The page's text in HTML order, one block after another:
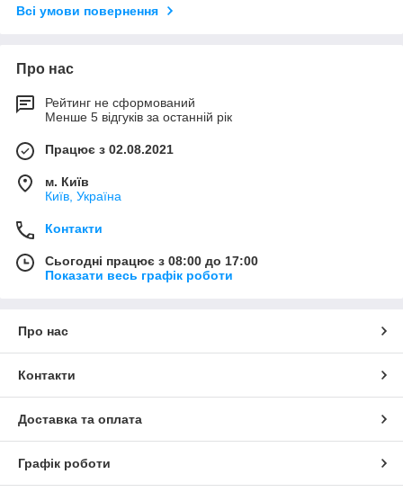
Всі умови повернення
Про нас
Рейтинг не сформований
Менше 5 відгуків за останній рік
Працює з 02.08.2021
м. Київ
Київ, Україна
Контакти
Сьогодні працює з 08:00 до 17:00
Показати весь графік роботи
Про нас
Контакти
Доставка та оплата
Графік роботи